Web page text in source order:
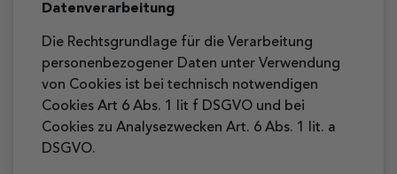
Datenverarbeitung
Die Rechtsgrundlage für die Verarbeitung
personenbezogener Daten unter Verwendung
von Cookies ist bei technisch notwendigen
Cookies Art 6 Abs. 1 lit f DSGVO und bei
Cookies zu Analysezwecken Art. 6 Abs. 1 lit. a
DSGVO.